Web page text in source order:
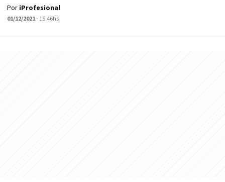
Por iProfesional
01/12/2021- 15:46hs